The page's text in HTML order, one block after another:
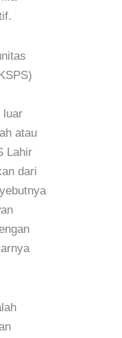
luar
atau
Lahir
dari